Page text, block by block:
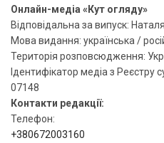
Онлайн-медіа «Кут огляду»
Відповідальна за випуск:
Мова видання: українська /
Територія розповсюдження:
Ідентифікатор медіа з Реєстру
07148
Контакти редакції:
Телефон:
+380672003160